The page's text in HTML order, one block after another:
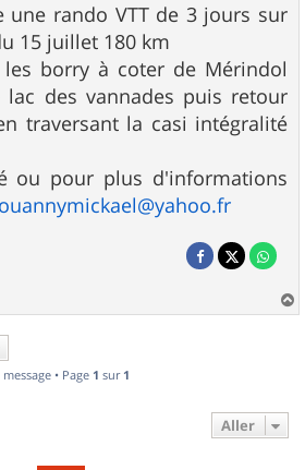
une rando VTT de 3 jours sur
15 juillet 180 km
borry à coter de Mérindol
lac des vannades puis retour
traversant la casi intégralité
ou pour plus d'informations
a
message • Page 1 sur 1
Aller